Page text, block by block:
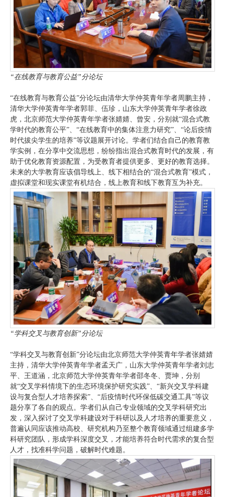
“在线教育与教育公益”分论坛
“在线教育与教育公益”分论坛由清华大学仲英青年学者周鹏主持，
清华大学仲英青年学者郭菲、伍珍，山东大学仲英青年学者徐政
虎，北京师范大学仲英青年学者张婧婧、曾安，分别就“混合式教
学时代的教育公平”、“在线教育中的集体注意力研究”、“论后疫情
时代拔尖学生的培养”等议题展开讨论。学者们结合自己的教育教
学实例，在分享中交流思想，纷纷指出混合式教育时代的发展，有
助于优化教育资源配置，为受教育者提供更多、更好的教育选择。
未来的大学教育应该倡导线上、线下相结合的“混合式教育”模式，
虚拟课堂和现实课堂有机结合，线上教育和线下教育互为补充。
“学科交叉与教育创新”分论坛
“学科交叉与教育创新”分论坛由北京师范大学仲英青年学者张婧婧
主持，清华大学仲英青年学者孟天广，山东大学仲英青年学者刘志
平、王道涵，北京师范大学仲英青年学者邵冬冬、贾坤，分别
就“交叉学科情境下的生态环境保护研究实践”、“新兴交叉学科建
设与复合型人才培养探索”、“后疫情时代环保低碳交通工具”等议
题分享了各自的观点。学者们从自己专业领域的交叉学科研究出
发，深入探讨了交叉学科建设对于科研以及人才培养的重要意义，
普遍认同应该推动高校、研究机构乃至整个教育领域通过组建多学
科研究团队，形成学科深度交叉，才能培养符合时代需求的复合型
人才，找准科学问题，破解时代难题。